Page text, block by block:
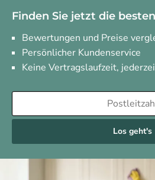
Finden Sie jetzt die
Bewertungen und Preise
Persönlicher Kundenservice
Keine Vertragslaufzeit,
Los geht's